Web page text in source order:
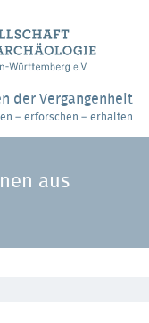
der Vergangenheit
– erforschen – erhalten
aus